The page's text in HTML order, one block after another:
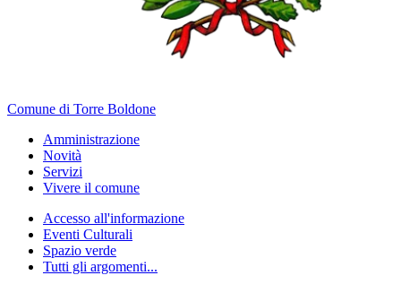
Comune di Torre Boldone
Amministrazione
Novità
Servizi
Vivere il comune
Accesso all'informazione
Eventi Culturali
Spazio verde
Tutti gli argomenti...